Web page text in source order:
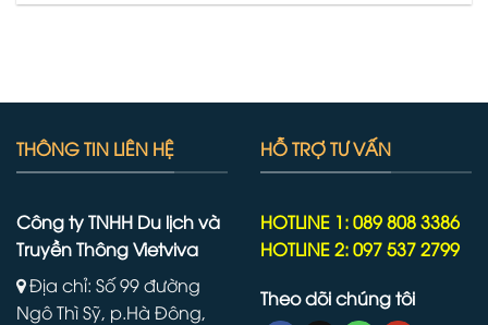
THÔNG TIN LIÊN HỆ
Công ty TNHH Du lịch và
Truyền Thông Vietviva
Địa chỉ: Số 99 đường
Ngô Thì Sỹ, p.Hà Đông,
HỖ TRỢ TƯ VẤN
HOTLINE 1: 089 808 3386
HOTLINE 2: 097 537 2799
Theo dõi chúng tôi